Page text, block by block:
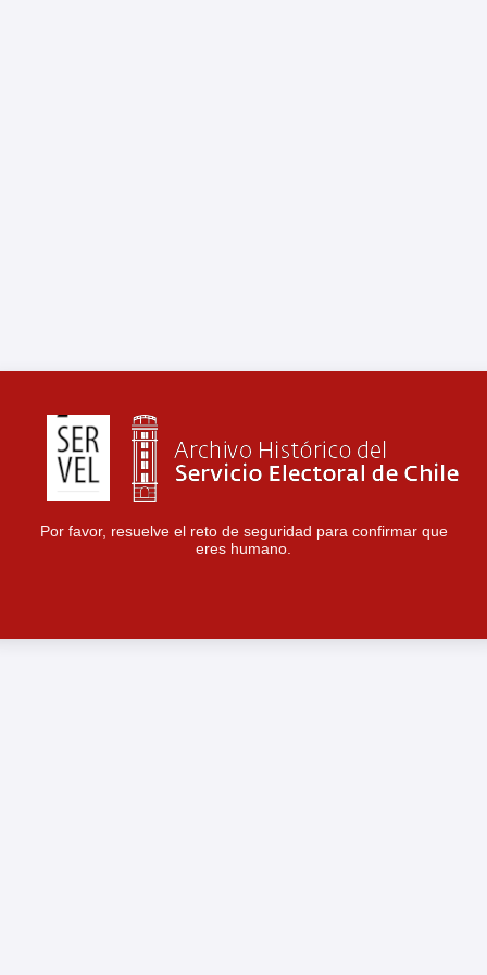
Por favor, resuelve el reto de seguridad para confirmar que
eres humano.